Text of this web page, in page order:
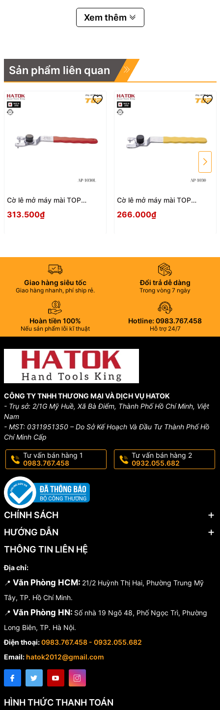
Xem thêm
Sản phẩm liên quan
Cờ lê mở máy mài TOP
313.500₫
Cờ lê mở máy mài TOP
266.000₫
Giao hàng siêu tốc
Giao hàng nhanh, phí ship rẻ.
Đổi trả dễ dàng
Trong vòng 7 ngày
Hoàn tiền 100%
Nếu sản phẩm lỗi kĩ thuật
Hotline: 0983.767.458
Hỗ trợ 24/7
CÔNG TY TNHH THƯƠNG MẠI VÀ DỊCH VỤ HATOK
- Trụ sở: 2/1G Mỹ Huề, Xã Bà Điểm, Thành Phố Hồ Chí Minh, Việt
Nam
- MST: 0311951350 – Do Sở Kế Hoạch Và Đầu Tư Thành Phố Hồ
Chí Minh Cấp
Tư vấn bán hàng 1
0983.767.458
Tư vấn bán hàng 2
0932.055.682
CHÍNH SÁCH
HƯỚNG DẪN
THÔNG TIN LIÊN HỆ
Địa chỉ:
📍 Văn Phòng HCM: 21/2 Huỳnh Thị Hai, Phường Trung Mỹ
Tây, TP. Hồ Chí Minh.
📍 Văn Phòng HN: Số nhà 19 Ngõ 48, Phố Ngọc Trì, Phường
Long Biên, TP. Hà Nội.
Điện thoại:0983.767.458 - 0932.055.682
Email: hatok2012@gmail.com
HÌNH THỨC THANH TOÁN